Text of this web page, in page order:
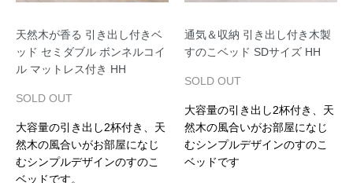
天然木が香る 引き出し付きベ
ッド セミダブル ボンネルコイ
ル マットレス付き HH
SOLD OUT
大容量の引き出し2杯付き、天
然木の風合いがお部屋になじ
むシンプルデザインのすのこ
ベッドです。
通気＆収納 引き出し付き木製
すのこベッド SDサイズ HH
SOLD OUT
大容量の引き出し2杯付き、天
然木の風合いがお部屋になじ
むシンプルデザインのすのこ
ベッドです